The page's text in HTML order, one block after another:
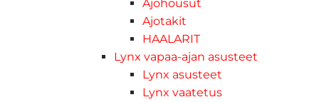
Ajohousut
Ajotakit
HAALARIT
Lynx vapaa-ajan asusteet
Lynx asusteet
Lynx vaatetus